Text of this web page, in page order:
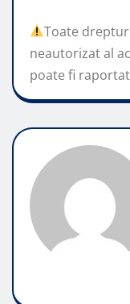
Toate
neautorizat al
poate fi